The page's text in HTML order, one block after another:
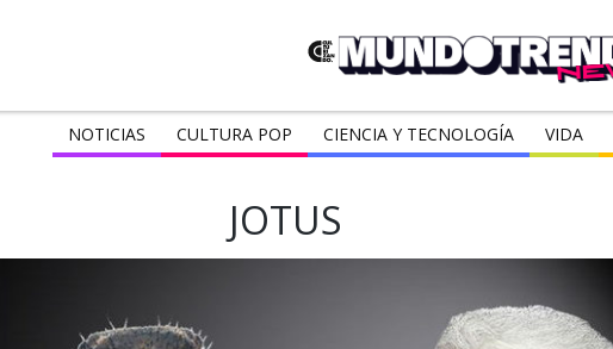
NOTICIAS CULTURA POP CIENCIA Y TECNOLOGÍA VIDA
JOTUS